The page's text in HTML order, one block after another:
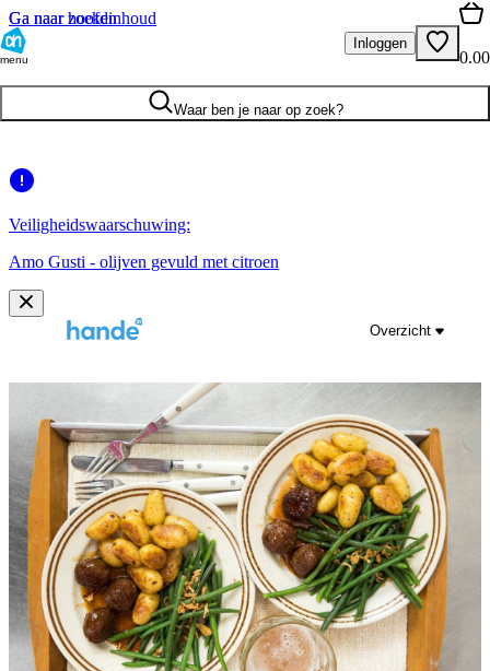
Ga naar hoofdinhoud
Ga naar zoeken
menu
Inloggen
0.00
Waar ben je naar op zoek?
Veiligheidswaarschuwing:
Amo Gusti - olijven gevuld met citroen
Overzicht